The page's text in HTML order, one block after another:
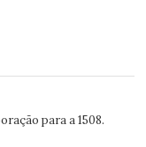
para a 1508.